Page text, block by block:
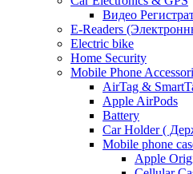
Видео
E-Readers
Electric bike
Home Security
Mobile Phone
AirTag &
Apple AirPods
Battery
Car Holder (
Mobile phone
Apple